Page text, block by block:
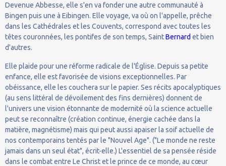
Devenue Abbesse, elle s'en va fonder une autre communauté à
Bingen puis une à Eibingen. Elle voyage, va où on l'appelle, prêche
dans les Cathédrales et les Couvents, correspond avec toutes les
têtes couronnées, les pontifes de son temps, SaintBernard et bien
d'autres.
Elle plaide pour une réforme radicale de l'Église. Depuis sa petite
enfance, elle est favorisée de visions exceptionnelles. Par
obéissance, elle les couchera sur le papier. Ses récits apocalyptiques
(au sens littéral de dévoilement des fins dernières) donnent de
l'univers une vision étonnante de modernité où la science actuelle
peut se reconnaître (création continue, énergie cachée dans la
matière, magnétisme) mais qui peut aussi apaiser la soif actuelle de
nos contemporains tentés par le "Nouvel Age". ("Le monde ne reste
jamais dans un seul état", écrit-elle.) L'essentiel de sa pensée réside
dans le combat entre Le Christ et le prince de ce monde, au cœur